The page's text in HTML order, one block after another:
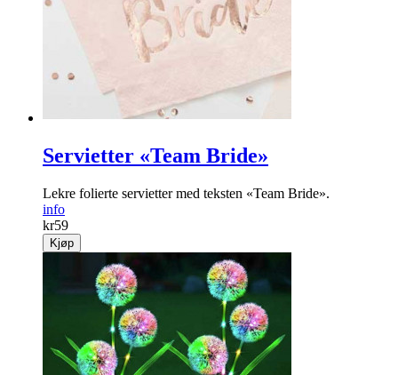
Servietter «Team Bride»
Lekre folierte servietter med teksten «Team Bride».
info
kr59
Kjøp